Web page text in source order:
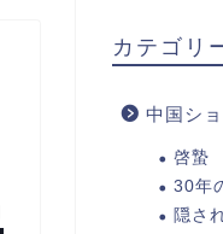
カテゴリ
中国シ
啓蟄
30年
隠さ